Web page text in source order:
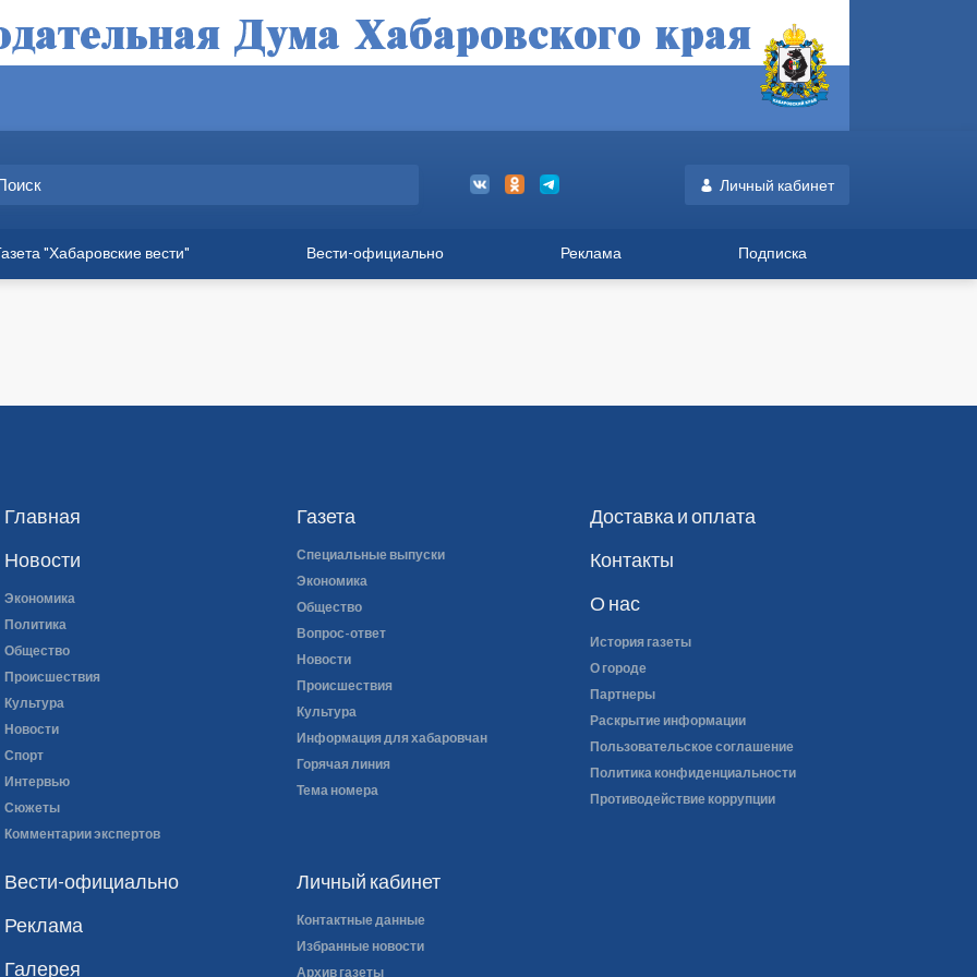
Личный кабинет
"Хабаровские вести" Вести-официально Реклама Подписка
Личный кабинет
Контактные данные
Избранные новости
Архив газеты
Главная
Новости
Экономика
Политика
Общество
Происшествия
Культура
Новости
Спорт
Интервью
Сюжеты
Комментарии экспертов
Газета
Специальные выпуски
Экономика
Общество
Вопрос-ответ
Новости
Происшествия
Культура
Информация для хабаровчан
Горячая линия
Тема номера
Доставка и оплата
Контакты
О нас
История газеты
О городе
Партнеры
Раскрытие информации
Пользовательское соглашение
Политика конфиденциальности
Противодействие коррупции
Вести-официально
Реклама
Галерея